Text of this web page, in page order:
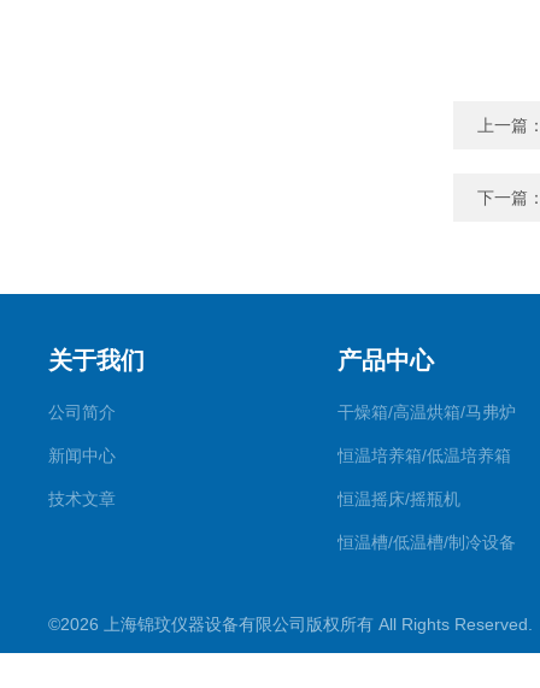
上一篇
下一篇
关于我们
公司简介
新闻中心
技术文章
产品中心
干燥箱/高温烘箱/马弗炉
恒温培养箱/低温培养箱
恒温摇床/摇瓶机
恒温槽/低温槽/制冷设备
超声波仪器
©2026 上海锦玟仪器设备有限公司版权所有 All Rights